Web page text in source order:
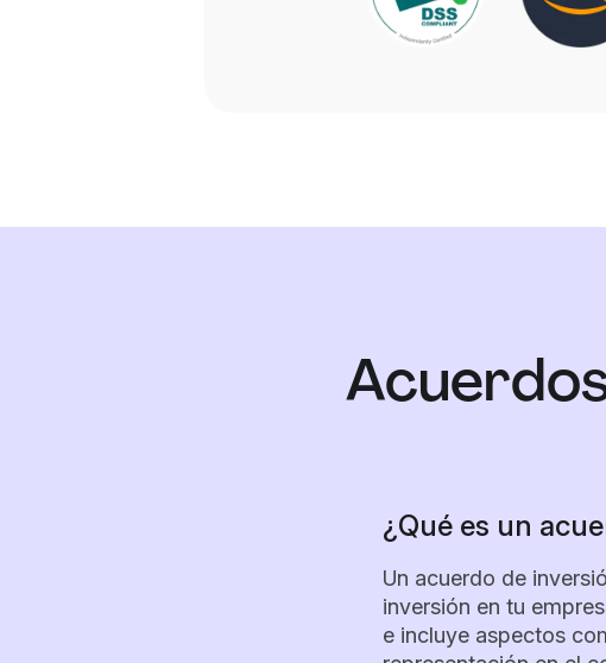
¿Qué es un
Un acuerdo de
inversión en tu
e incluye aspectos